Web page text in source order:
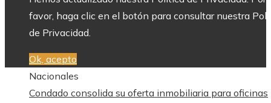
favor, haga clic en el botón para consultar nuestra
de Privacidad.
Ok, acepto
Nacionales
Condado consolida su oferta inmobiliaria para oficinas